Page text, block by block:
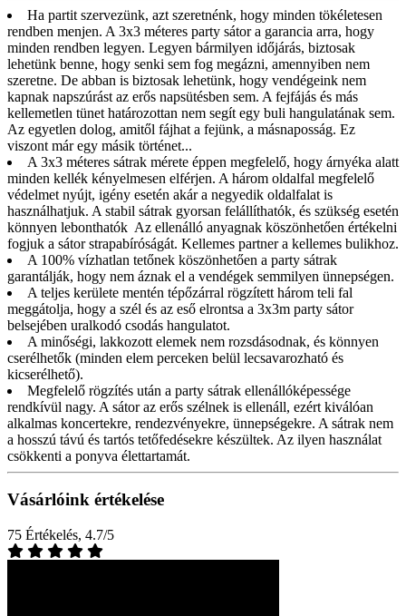
Ha partit szervezünk, azt szeretnénk, hogy minden tökéletesen
rendben menjen. A 3x3 méteres party sátor a garancia arra, hogy
minden rendben legyen. Legyen bármilyen időjárás, biztosak
lehetünk benne, hogy senki sem fog megázni, amennyiben nem
szeretne. De abban is biztosak lehetünk, hogy vendégeink nem
kapnak napszúrást az erős napsütésben sem. A fejfájás és más
kellemetlen tünet határozottan nem segít egy buli hangulatának sem.
Az egyetlen dolog, amitől fájhat a fejünk, a másnaposság. Ez
viszont már egy másik történet...
A 3x3 méteres sátrak mérete éppen megfelelő, hogy árnyéka alatt
minden kellék kényelmesen elférjen. A három oldalfal megfelelő
védelmet nyújt, igény esetén akár a negyedik oldalfalat is
használhatjuk. A stabil sátrak gyorsan felállíthatók, és szükség esetén
könnyen lebonthatók Az ellenálló anyagnak köszönhetően értékelni
fogjuk a sátor strapabíróságát. Kellemes partner a kellemes bulikhoz.
A 100% vízhatlan tetőnek köszönhetően a party sátrak
garantálják, hogy nem áznak el a vendégek semmilyen ünnepségen.
A teljes kerülete mentén tépőzárral rögzített három teli fal
meggátolja, hogy a szél és az eső elrontsa a 3x3m party sátor
belsejében uralkodó csodás hangulatot.
A minőségi, lakkozott elemek nem rozsdásodnak, és könnyen
cserélhetők (minden elem perceken belül lecsavarozható és
kicserélhető).
Megfelelő rögzítés után a party sátrak ellenállóképessége
rendkívül nagy. A sátor az erős szélnek is ellenáll, ezért kiválóan
alkalmas koncertekre, rendezvényekre, ünnepségekre. A sátrak nem
a hosszú távú és tartós tetőfedésekre készültek. Az ilyen használat
csökkenti a ponyva élettartamát.
Vásárlóink értékelése
75 Értékelés, 4.7/5